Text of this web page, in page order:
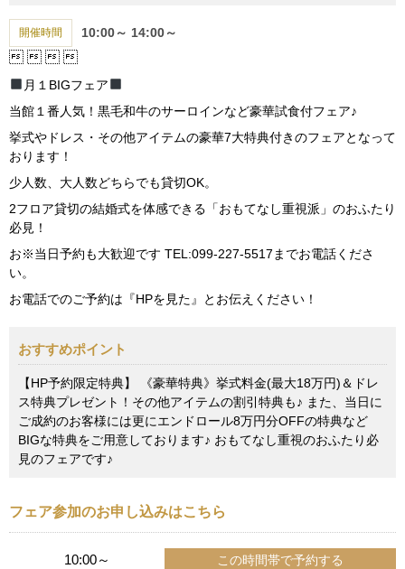
開催時間 10:00～ 14:00～
月１BIGフェア
当館１番人気！黒毛和牛のサーロインなど豪華試食付フェア♪
挙式やドレス・その他アイテムの豪華7大特典付きのフェアとなって
おります！
少人数、大人数どちらでも貸切OK。
2フロア貸切の結婚式を体感できる「おもてなし重視派」のおふたり
必見！
お※当日予約も大歓迎です TEL:099-227-5517までお電話くださ
い。
お電話でのご予約は『HPを見た』とお伝えください！
おすすめポイント
【HP予約限定特典】 《豪華特典》挙式料金(最大18万円)＆ドレ
ス特典プレゼント！その他アイテムの割引特典も♪ また、当日に
ご成約のお客様には更にエンドロール8万円分OFFの特典など
BIGな特典をご用意しております♪ おもてなし重視のおふたり必
見のフェアです♪
フェア参加のお申し込みはこちら
10:00～